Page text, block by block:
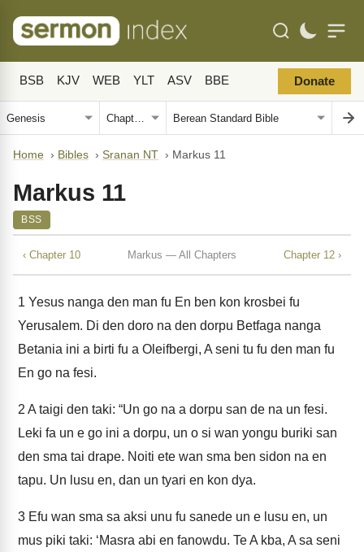
BSB KJV WEB YLT ASV BBE Donate
Home › Bibles › Sranan NT › Markus 11
Markus 11
BSS
‹ Chapter 10 Markus — All Chapters Chapter 12 ›
1 Yesus nanga den man fu En ben kon krosbei fu
Yerusalem. Di den doro na den dorpu Betfaga nanga
Betania ini a birti fu a Oleifbergi, A seni tu fu den man fu
En go na fesi.
2 A taigi den taki: “Un go na a dorpu san de na un fesi.
Leki fa un e go ini a dorpu, un o si wan yongu buriki san
den sma tai drape. Noiti ete wan sma ben sidon na en
tapu. Un lusu en, dan un tyari en kon dya.
3 Efu wan sma sa aksi unu fu sanede un e lusu en, un
mus piki taki: ‘Masra abi en fanowdu. Te A kba, A sa seni